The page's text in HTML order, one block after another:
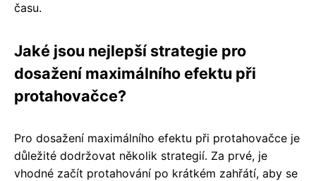
času.
Jaké jsou nejlepší strategie pro
dosažení maximálního efektu při
protahovačce?
Pro dosažení maximálního efektu při protahovačce je
důležité dodržovat několik strategií. Za prvé, je
vhodné začít protahování po krátkém zahřátí, aby se